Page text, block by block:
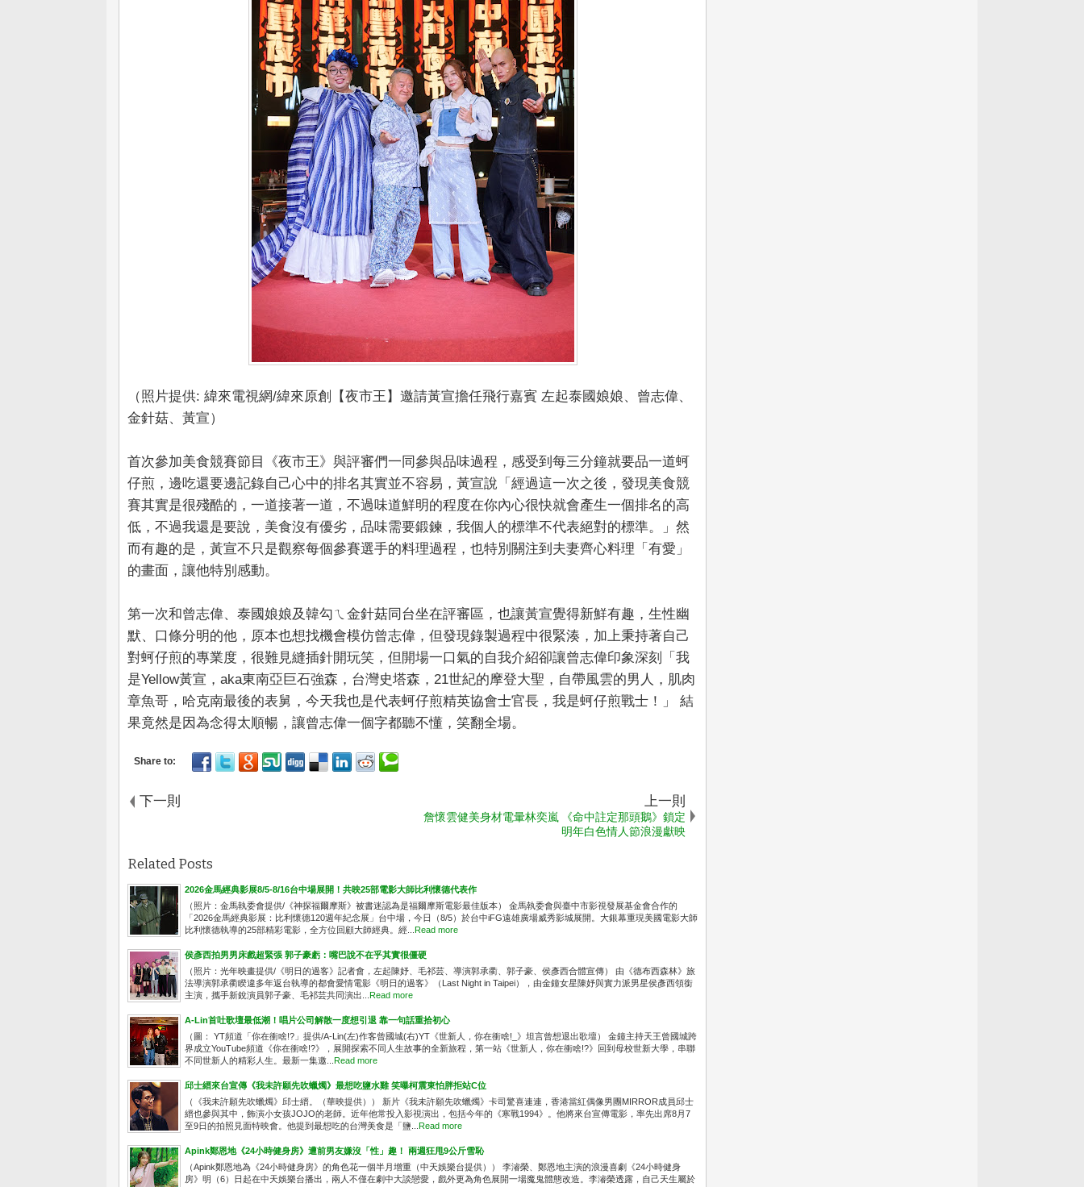
（照片提供: 緯來電視網/緯來原創【夜市王】邀請黃宣擔任飛行嘉賓 左起泰國娘娘、曾志偉、
金針菇、黃宣）
首次參加美食競賽節目《夜市王》與評審們一同參與品味過程，感受到每三分鐘就要品一道蚵
仔煎，邊吃還要邊記錄自己心中的排名其實並不容易，黃宣說「經過這一次之後，發現美食競
賽其實是很殘酷的，一道接著一道，不過味道鮮明的程度在你內心很快就會產生一個排名的高
低，不過我還是要說，美食沒有優劣，品味需要鍛鍊，我個人的標準不代表絕對的標準。」然
而有趣的是，黃宣不只是觀察每個參賽選手的料理過程，也特別關注到夫妻齊心料理「有愛」
的畫面，讓他特別感動。
第一次和曾志偉、泰國娘娘及韓勾ㄟ金針菇同台坐在評審區，也讓黃宣覺得新鮮有趣，生性幽
默、口條分明的他，原本也想找機會模仿曾志偉，但發現錄製過程中很緊湊，加上秉持著自己
對蚵仔煎的專業度，很難見縫插針開玩笑，但開場一口氣的自我介紹卻讓曾志偉印象深刻「我
是Yellow黃宣，aka東南亞巨石強森，台灣史塔森，21世紀的摩登大聖，自帶風雲的男人，肌肉
章魚哥，哈克南最後的表舅，今天我也是代表蚵仔煎精英協會士官長，我是蚵仔煎戰士！」 結
果竟然是因為念得太順暢，讓曾志偉一個字都聽不懂，笑翻全場。
下一則 上一則
詹懷雲健美身材電暈林奕嵐 《命中註定那頭鵝》鎖定
明年白色情人節浪漫獻映
Related Posts
2026金馬經典影展8/5-8/16台中場展開！共映25部電影大師比利懷德代表作
（照片：金馬執委會提供/《神探福爾摩斯》被書迷認為是福爾摩斯電影最佳版本） 金馬執委會與臺中市影視發展基金會合作的
「2026金馬經典影展：比利懷德120週年紀念展」台中場，今日（8/5）於台中iFG遠雄廣場威秀影城展開。大銀幕重現美國電影大師
比利懷德執導的25部精彩電影，全方位回顧大師經典。經... Read more
侯彥西拍男男床戲超緊張 郭子豪虧：嘴巴說不在乎其實很僵硬
（照片：光年映畫提供/《明日的過客》記者會，左起陳妤、毛祁芸、導演郭承衢、郭子豪、侯彥西合體宣傳） 由《德布西森林》旅
法導演郭承衢睽違多年返台執導的都會愛情電影《明日的過客》（Last Night in Taipei），由金鐘女星陳妤與實力派男星侯彥西領銜
主演，攜手新銳演員郭子豪、毛祁芸共同演出... Read more
A-Lin首吐歌壇最低潮！唱片公司解散一度想引退 靠一句話重拾初心
（圖： YT頻道「你在衝啥!?」提供/A-Lin(左)作客曾國城(右)YT《世新人，你在衝啥!_》坦言曾想退出歌壇） 金鐘主持天王曾國城跨
界成立YouTube頻道《你在衝啥!?》，展開探索不同人生故事的全新旅程，第一站《世新人，你在衝啥!?》回到母校世新大學，串聯
不同世新人的精彩人生。最新一集邀... Read more
邱士縉來台宣傳《我未許願先吹蠟燭》最想吃鹽水雞 笑曝柯震東怕胖拒站C位
（《我未許願先吹蠟燭》邱士縉。（華映提供）） 新片《我未許願先吹蠟燭》卡司驚喜連連，香港當紅偶像男團MIRROR成員邱士
縉也參與其中，飾演小女孩JOJO的老師。近年他常投入影視演出，包括今年的《寒戰1994》。他將來台宣傳電影，率先出席8月7
至9日的拍照見面特映會。他提到最想吃的台灣美食是「鹽... Read more
Apink鄭恩地《24小時健身房》遭前男友嫌沒「性」趣！ 兩週狂甩9公斤雪恥
（Apink鄭恩地為《24小時健身房》的角色花一個半月增重（中天娛樂台提供）） 李濬榮、鄭恩地主演的浪漫喜劇《24小時健身
房》明（6）日起在中天娛樂台播出，兩人不僅在劇中大談戀愛，戲外更為角色展開一場魔鬼體態改造。李濬榮透露，自己天生屬於